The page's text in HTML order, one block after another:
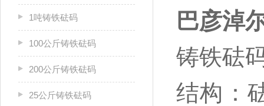
1吨铸铁砝码
100公斤铸铁砝码
200公斤铸铁砝码
25公斤铸铁砝码
巴彦淖
铸铁砝
结构：